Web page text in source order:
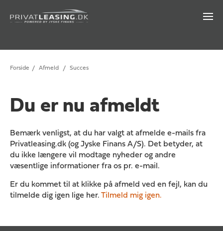
Forside / Afmeld / Succes
Du er nu afmeldt
Bemærk venligst, at du har valgt at afmelde e-mails fra
Privatleasing.dk (og Jyske Finans A/S). Det betyder, at
du ikke længere vil modtage nyheder og andre
væsentlige informationer fra os pr. e-mail.
Er du kommet til at klikke på afmeld ved en fejl, kan du
tilmelde dig igen lige her. Tilmeld mig igen.